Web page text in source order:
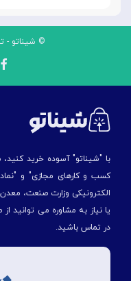
© شیناتو -
با "شیناتو" آسوده خرید
کسب و کارهای مجازی" و "نماد
الكترونیكی وزارت صنعت،
یا نیاز به مشاوره می
در تماس باشید.